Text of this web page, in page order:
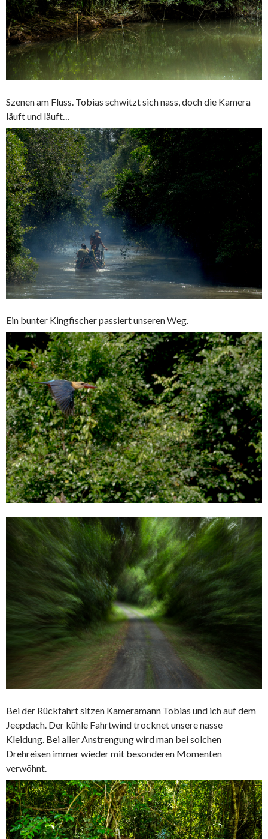
Szenen am Fluss. Tobias schwitzt sich nass, doch die Kamera
läuft und läuft…
Ein bunter Kingfischer passiert unseren Weg.
Bei der Rückfahrt sitzen Kameramann Tobias und ich auf dem
Jeepdach. Der kühle Fahrtwind trocknet unsere nasse
Kleidung. Bei aller Anstrengung wird man bei solchen
Drehreisen immer wieder mit besonderen Momenten
verwöhnt.